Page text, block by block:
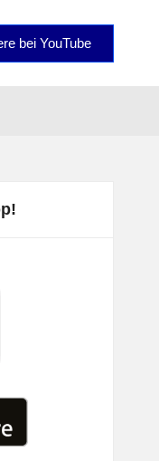
bei YouTube